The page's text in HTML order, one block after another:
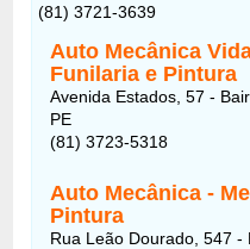
(81) 3721-3639
Auto Mecânica
Funilaria e Pintura
Avenida Estados, 57 -
PE
(81) 3723-5318
Auto Mecânica -
Pintura
Rua Leão Dourado, 547 -